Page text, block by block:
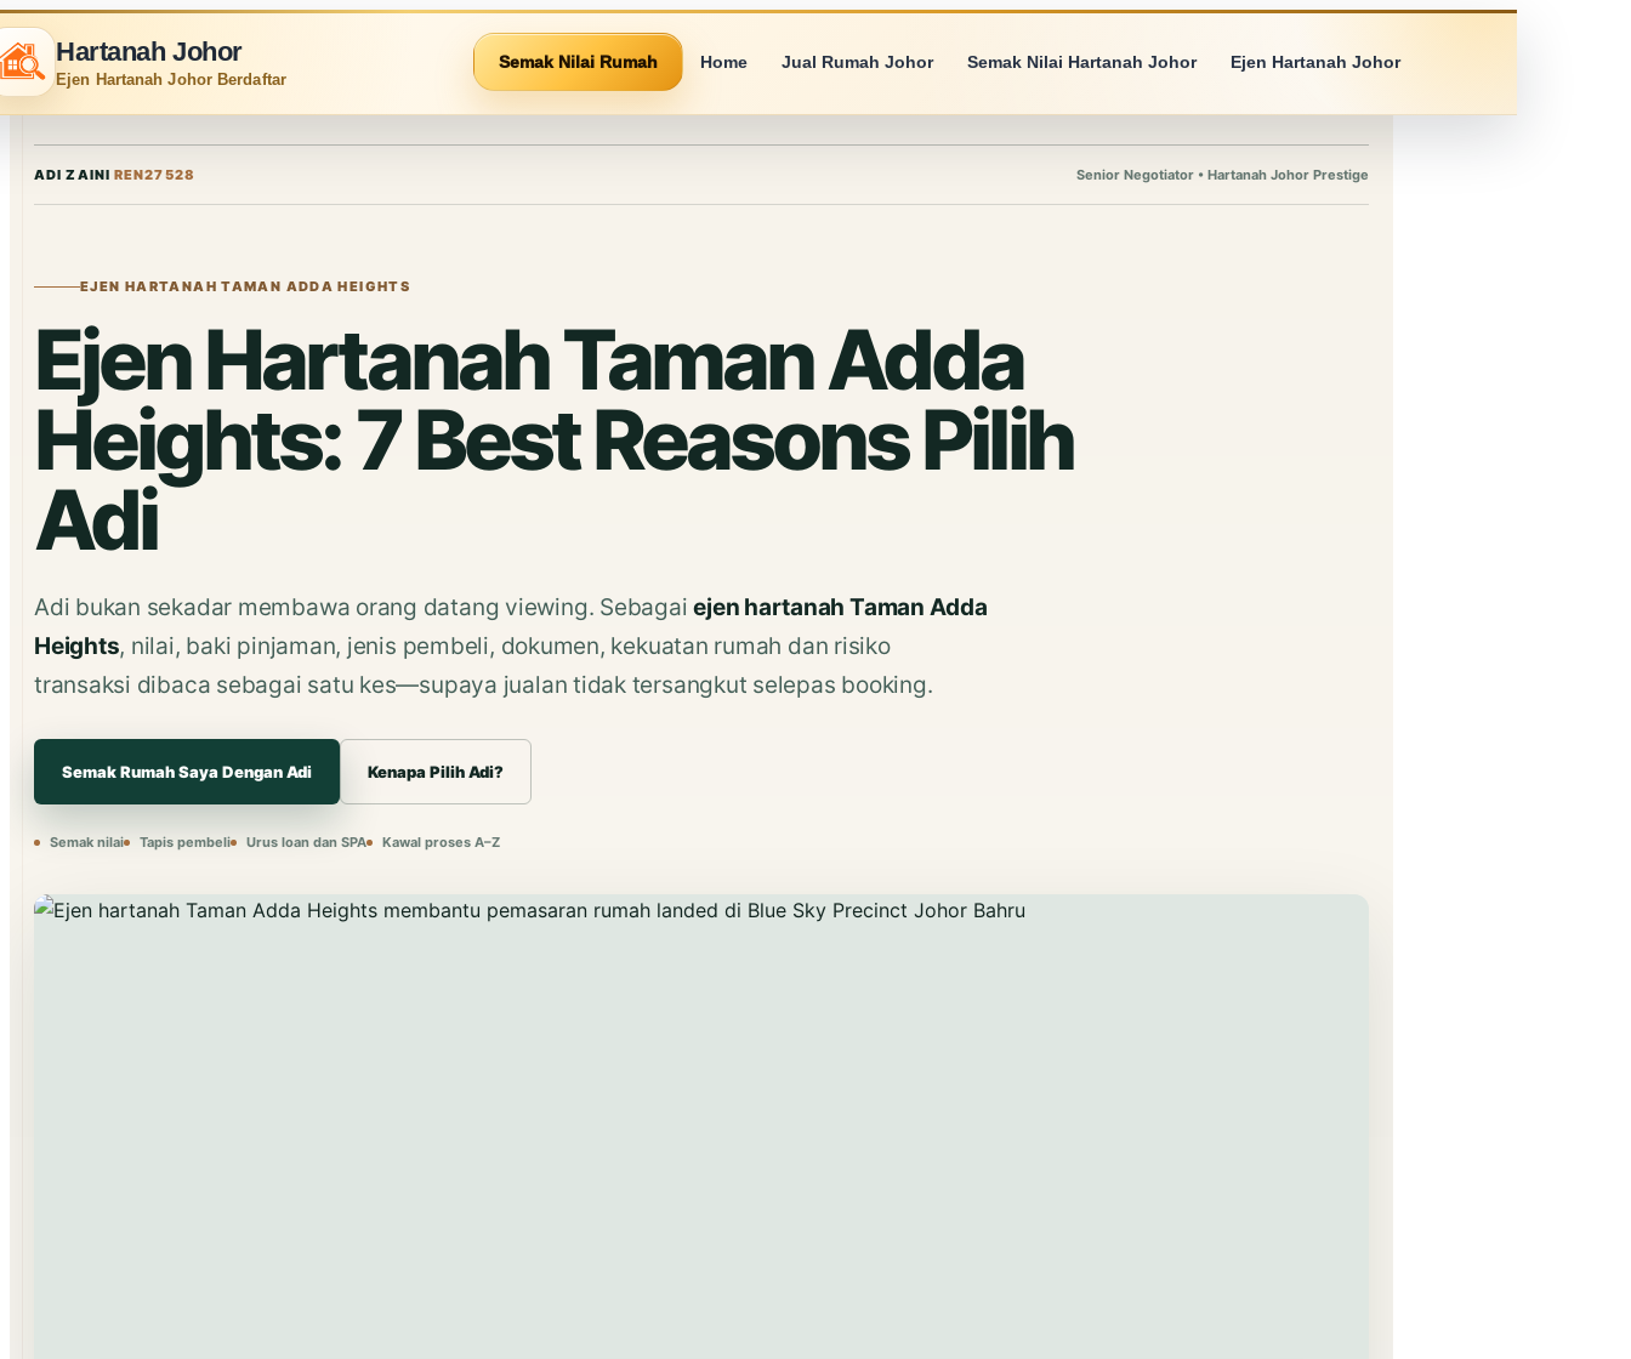
Hartanah Johor
Ejen Hartanah Johor Berdaftar
Semak Nilai Rumah Home Jual Rumah Johor Semak Nilai Hartanah Johor Ejen Hartanah Johor
ADI ZAINI REN27528 Senior Negotiator • Hartanah Johor Prestige
EJEN HARTANAH TAMAN ADDA HEIGHTS
Ejen Hartanah Taman Adda
Heights: 7 Best Reasons Pilih
Adi
Adi bukan sekadar membawa orang datang viewing. Sebagaiejen hartanah Taman Adda
Heights, nilai, baki pinjaman, jenis pembeli, dokumen, kekuatan rumah dan risiko
transaksi dibaca sebagai satu kes—supaya jualan tidak tersangkut selepas booking.
Semak Rumah Saya Dengan Adi Kenapa Pilih Adi?
Semak nilai Tapis pembeli Urus loan dan SPA Kawal proses A–Z